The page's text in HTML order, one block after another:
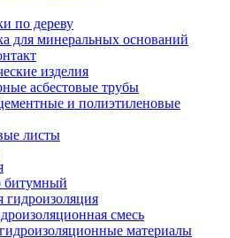
по дереву
для минеральных оснований
изделия
асбестовые трубы
и полиэтиленовые
листы
битумный
гидроизоляция
смесь
материалы